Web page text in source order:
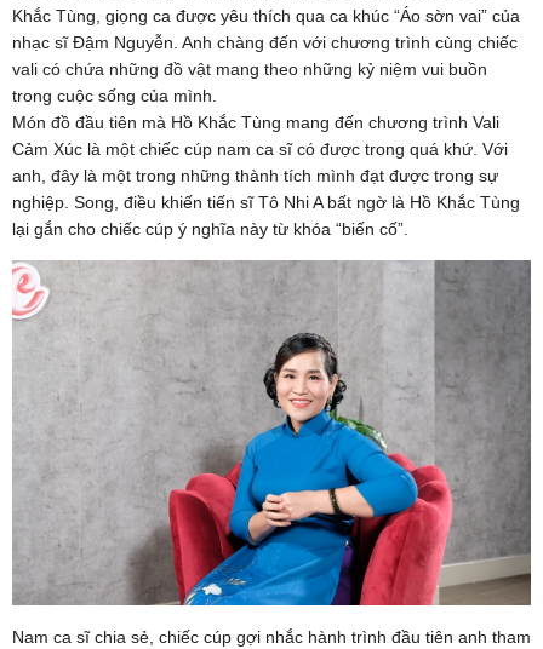
Khắc Tùng, giọng ca được yêu thích qua ca khúc “Áo sờn vai” của
nhạc sĩ Đậm Nguyễn. Anh chàng đến với chương trình cùng chiếc
vali có chứa những đồ vật mang theo những kỷ niệm vui buồn
trong cuộc sống của mình.
Món đồ đầu tiên mà Hồ Khắc Tùng mang đến chương trình Vali
Cảm Xúc là một chiếc cúp nam ca sĩ có được trong quá khứ. Với
anh, đây là một trong những thành tích mình đạt được trong sự
nghiệp. Song, điều khiến tiến sĩ Tô Nhi A bất ngờ là Hồ Khắc Tùng
lại gắn cho chiếc cúp ý nghĩa này từ khóa “biến cố”.
Nam ca sĩ chia sẻ, chiếc cúp gợi nhắc hành trình đầu tiên anh tham